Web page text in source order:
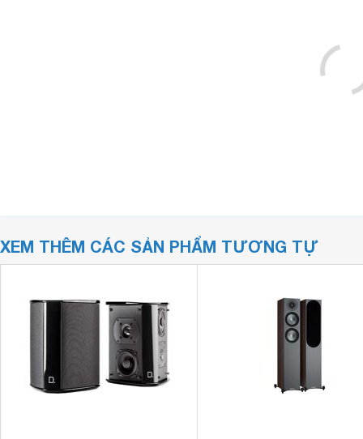
XEM THÊM CÁC SẢN PHẨM TƯƠNG TỰ